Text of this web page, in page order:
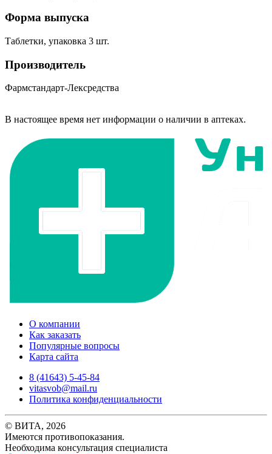
Форма выпуска
Таблетки, упаковка 3 шт.
Производитель
Фармстандарт-Лексредства
В настоящее время нет информации о наличии в аптеках.
О компании
Как заказать
Популярные вопросы
Карта сайта
8 (41643) 5-45-84
vitasvob@mail.ru
Политика конфиденциальности
© ВИТА, 2026
Имеются противопоказания.
Необходима консультация специалиста